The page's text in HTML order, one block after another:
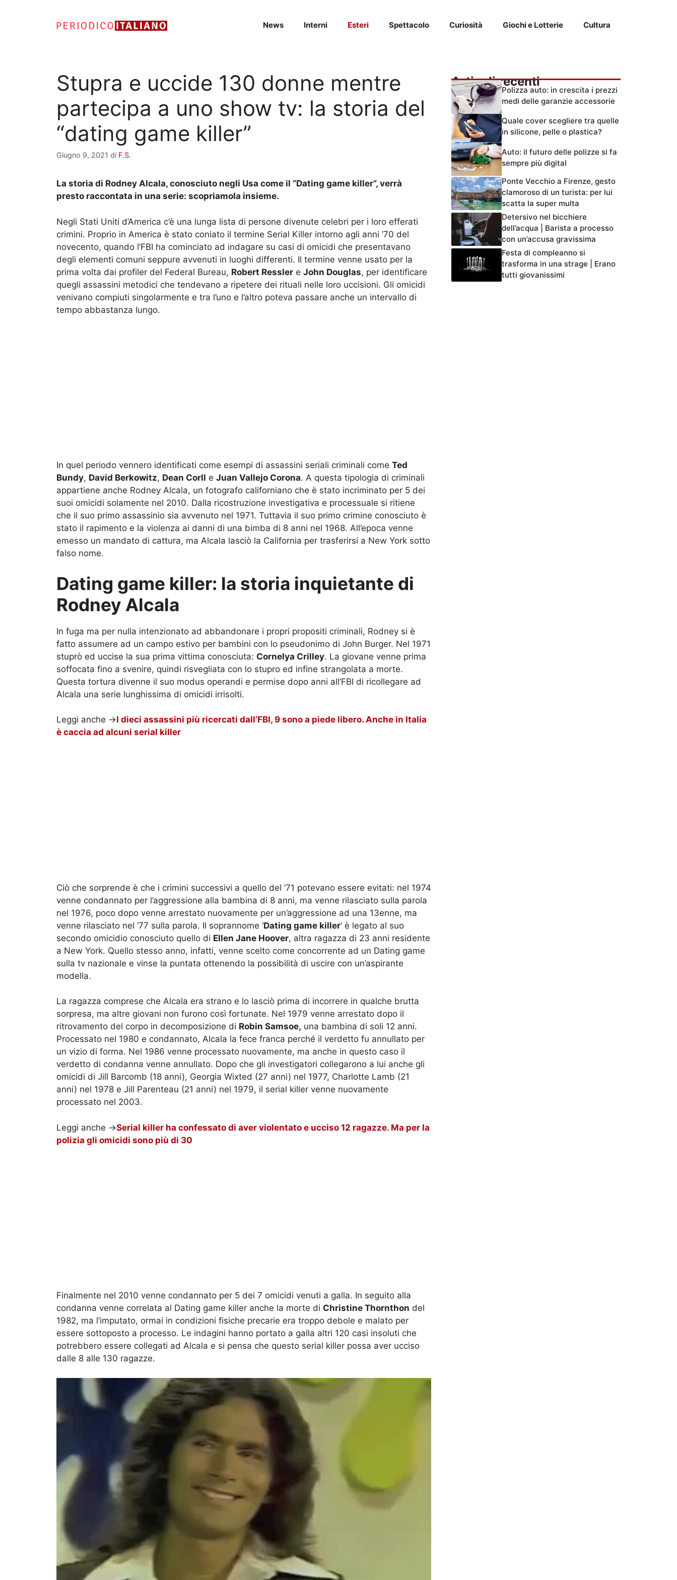
News Interni Esteri Spettacolo Curiosità Giochi e Lotterie Cultura
Stupra e uccide 130 donne mentre
partecipa a uno show tv: la storia del
“dating game killer”
Giugno 9, 2021 di F.S.
La storia di Rodney Alcala, conosciuto negli Usa come il “Dating game killer”, verrà
presto raccontata in una serie: scopriamola insieme.
Negli Stati Uniti d’America c’è una lunga lista di persone divenute celebri per i loro efferati
crimini. Proprio in America è stato coniato il termine Serial Killer intorno agli anni ’70 del
novecento, quando l’FBI ha cominciato ad indagare su casi di omicidi che presentavano
degli elementi comuni seppure avvenuti in luoghi differenti. Il termine venne usato per la
prima volta dai profiler del Federal Bureau, Robert Ressler e John Douglas, per identificare
quegli assassini metodici che tendevano a ripetere dei rituali nelle loro uccisioni. Gli omicidi
venivano compiuti singolarmente e tra l’uno e l’altro poteva passare anche un intervallo di
tempo abbastanza lungo.
In quel periodo vennero identificati come esempi di assassini seriali criminali come Ted
Bundy, David Berkowitz, Dean Corll e Juan Vallejo Corona. A questa tipologia di criminali
appartiene anche Rodney Alcala, un fotografo californiano che è stato incriminato per 5 dei
suoi omicidi solamente nel 2010. Dalla ricostruzione investigativa e processuale si ritiene
che il suo primo assassinio sia avvenuto nel 1971. Tuttavia il suo primo crimine conosciuto è
stato il rapimento e la violenza ai danni di una bimba di 8 anni nel 1968. All’epoca venne
emesso un mandato di cattura, ma Alcala lasciò la California per trasferirsi a New York sotto
falso nome.
Dating game killer: la storia inquietante di
Rodney Alcala
In fuga ma per nulla intenzionato ad abbandonare i propri propositi criminali, Rodney si è
fatto assumere ad un campo estivo per bambini con lo pseudonimo di John Burger. Nel 1971
stuprò ed uccise la sua prima vittima conosciuta: Cornelya Crilley. La giovane venne prima
soffocata fino a svenire, quindi risvegliata con lo stupro ed infine strangolata a morte.
Questa tortura divenne il suo modus operandi e permise dopo anni all’FBI di ricollegare ad
Alcala una serie lunghissima di omicidi irrisolti.
Leggi anche ->I dieci assassini più ricercati dall’FBI, 9 sono a piede libero. Anche in Italia
è caccia ad alcuni serial killer
Ciò che sorprende è che i crimini successivi a quello del ’71 potevano essere evitati: nel 1974
venne condannato per l’aggressione alla bambina di 8 anni, ma venne rilasciato sulla parola
nel 1976, poco dopo venne arrestato nuovamente per un’aggressione ad una 13enne, ma
venne rilasciato nel ’77 sulla parola. Il soprannome ‘Dating game killer‘ è legato al suo
secondo omicidio conosciuto quello di Ellen Jane Hoover, altra ragazza di 23 anni residente
a New York. Quello stesso anno, infatti, venne scelto come concorrente ad un Dating game
sulla tv nazionale e vinse la puntata ottenendo la possibilità di uscire con un’aspirante
modella.
La ragazza comprese che Alcala era strano e lo lasciò prima di incorrere in qualche brutta
sorpresa, ma altre giovani non furono così fortunate. Nel 1979 venne arrestato dopo il
ritrovamento del corpo in decomposizione di Robin Samsoe, una bambina di soli 12 anni.
Processato nel 1980 e condannato, Alcala la fece franca perché il verdetto fu annullato per
un vizio di forma. Nel 1986 venne processato nuovamente, ma anche in questo caso il
verdetto di condanna venne annullato. Dopo che gli investigatori collegarono a lui anche gli
omicidi di Jill Barcomb (18 anni), Georgia Wixted (27 anni) nel 1977, Charlotte Lamb (21
anni) nel 1978 e Jill Parenteau (21 anni) nel 1979, il serial killer venne nuovamente
processato nel 2003.
Leggi anche ->Serial killer ha confessato di aver violentato e ucciso 12 ragazze. Ma per la
polizia gli omicidi sono più di 30
Finalmente nel 2010 venne condannato per 5 dei 7 omicidi venuti a galla. In seguito alla
condanna venne correlata al Dating game killer anche la morte di Christine Thornthon del
1982, ma l’imputato, ormai in condizioni fisiche precarie era troppo debole e malato per
essere sottoposto a processo. Le indagini hanno portato a galla altri 120 casi insoluti che
potrebbero essere collegati ad Alcala e si pensa che questo serial killer possa aver ucciso
dalle 8 alle 130 ragazze.
Articoli recenti
Polizza auto: in crescita i prezzi
medi delle garanzie accessorie
Quale cover scegliere tra quelle
in silicone, pelle o plastica?
Auto: il futuro delle polizze si fa
sempre più digital
Ponte Vecchio a Firenze, gesto
clamoroso di un turista: per lui
scatta la super multa
Detersivo nel bicchiere
dell’acqua | Barista a processo
con un’accusa gravissima
Festa di compleanno si
trasforma in una strage | Erano
tutti giovanissimi